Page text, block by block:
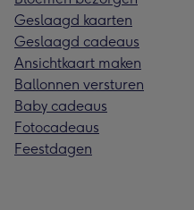
Geslaagd kaarten
Geslaagd cadeaus
Ansichtkaart maken
Ballonnen versturen
Baby cadeaus
Fotocadeaus
Feestdagen